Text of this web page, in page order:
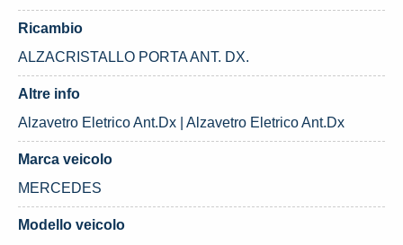
Ricambio
ALZACRISTALLO PORTA ANT. DX.
Altre info
Alzavetro Eletrico Ant.Dx | Alzavetro Eletrico Ant.Dx
Marca veicolo
MERCEDES
Modello veicolo